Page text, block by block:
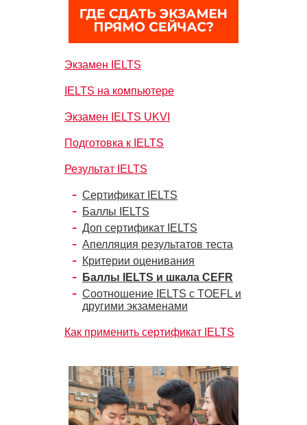
Экзамен IELTS
IELTS на компьютере
Экзамен IELTS UKVI
Подготовка к IELTS
Результат IELTS
Сертификат IELTS
Баллы IELTS
Доп сертификат IELTS
Апелляция результатов теста
Критерии оценивания
Баллы IELTS и шкала CEFR
Соотношение IELTS с TOEFL и
другими экзаменами
Как применить сертификат IELTS